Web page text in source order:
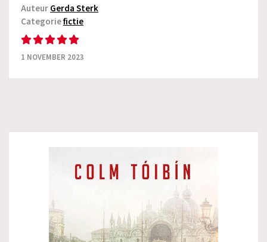
AuteurGerda Sterk
Categoriefictie
1 NOVEMBER 2023